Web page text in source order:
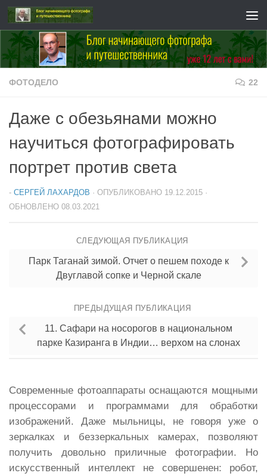
Перейти к содержимому
ФОТОДЕЛО 22
Даже с обезьянами можно
научиться фотографировать
портрет против света
- СЕРГЕЙ ЛАХАРДОВ · ОПУБЛИКОВАНО 19.12.2015 ·
ОБНОВЛЕНО 08.03.2021
СЛЕДУЮЩАЯ ПУБЛИКАЦИЯ
Парк Таганай зимой. Отчет о пешем походе к
Двуглавой сопке и Черной скале
ПРЕДЫДУЩАЯ ПУБЛИКАЦИЯ
11. Сафари на носорогов в национальном
парке Казиранга в Индии… верхом на слонах
Современные фотоаппараты оснащаются мощными
процессорами и программами для обработки
изображений. Даже мыльницы, не говоря уже о
зеркалках и беззеркальных камерах, позволяют
получить довольно приличные фотографии. Но
искусственный интеллект не совершенен: робот,